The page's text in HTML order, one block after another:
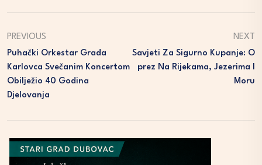
PREVIOUS
Puhački Orkestar Grada
Karlovca Svečanim Koncertom
Obilježio 40 Godina
Djelovanja
NEXT
Savjeti Za Sigurno Kupanje: O
Prez Na Rijekama, Jezerima I
Moru